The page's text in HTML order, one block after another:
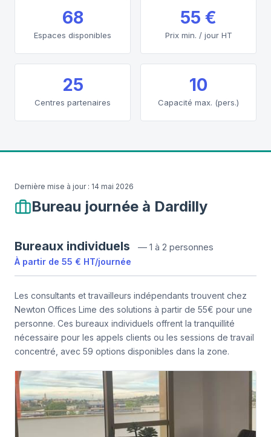
68
Espaces disponibles
55 €
Prix min. / jour HT
25
Centres partenaires
10
Capacité max. (pers.)
Dernière mise à jour : 14 mai 2026
Bureau journée à Dardilly
Bureaux individuels — 1 à 2 personnes
À partir de 55 € HT/journée
Les consultants et travailleurs indépendants trouvent chez
Newton Offices Lime des solutions à partir de 55€ pour une
personne. Ces bureaux individuels offrent la tranquillité
nécessaire pour les appels clients ou les sessions de travail
concentré, avec 59 options disponibles dans la zone.